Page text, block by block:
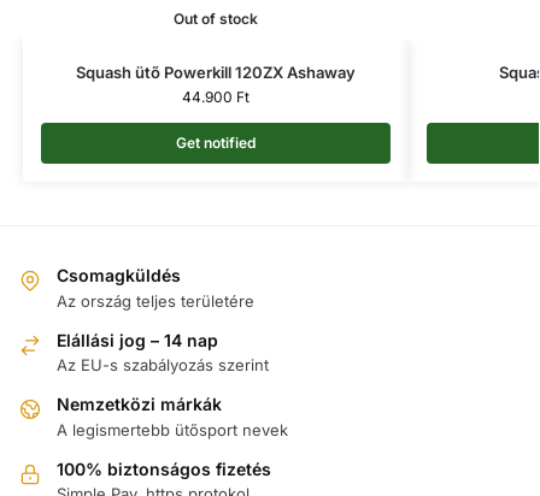
Out of stock
Squash ütő Powerkill 120ZX Ashaway
44.900 Ft
Get notified
Csomagküldés
Az ország teljes területére
Elállási jog – 14 nap
Az EU-s szabályozás szerint
Nemzetközi márkák
A legismertebb ütősport nevek
100% biztonságos fizetés